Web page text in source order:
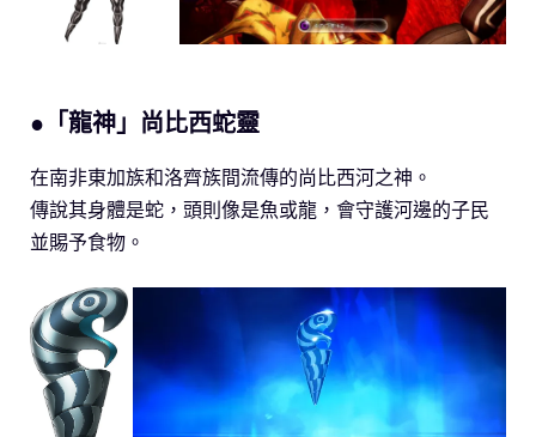
●「龍神」尚比西蛇靈
在南非東加族和洛齊族間流傳的尚比西河之神。
傳說其身體是蛇，頭則像是魚或龍，會守護河邊的子民
並賜予食物。